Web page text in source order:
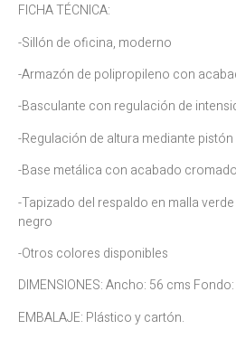
FICHA TÉCNICA:
-Sillón de oficina, moderno
-Armazón de polipropileno con
-Basculante con regulación de
-Regulación de altura mediante
-Base metálica con acabado
-Tapizado del respaldo en malla
negro
-Otros colores disponibles
DIMENSIONES: Ancho: 56 cms
EMBALAJE: Plástico y cartón.